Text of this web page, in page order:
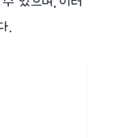
.